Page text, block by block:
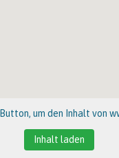
um den Inhalt von
Inhalt laden